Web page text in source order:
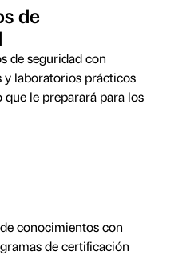
de
de seguridad con
laboratorios prácticos
le preparará para los
conocimientos con
de certificación